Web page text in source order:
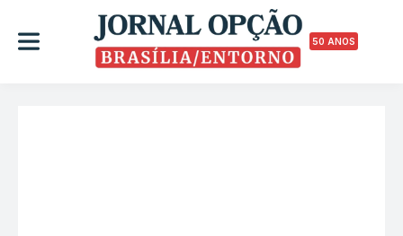
50 ANOS